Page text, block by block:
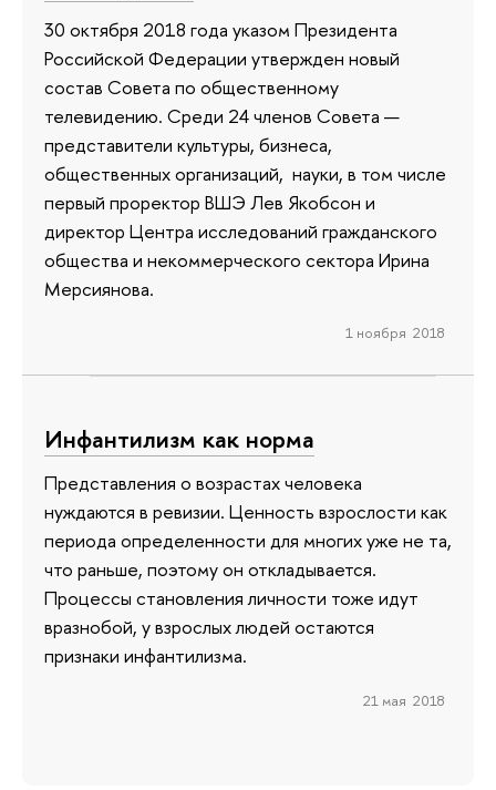
30 октября 2018 года указом Президента
Российской Федерации утвержден новый
состав Совета по общественному
телевидению. Среди 24 членов Совета —
представители культуры, бизнеса,
общественных организаций, науки, в том числе
первый проректор ВШЭ Лев Якобсон и
директор Центра исследований гражданского
общества и некоммерческого сектора Ирина
Мерсиянова.
1 ноября 2018
Инфантилизм как норма
Представления о возрастах человека
нуждаются в ревизии. Ценность взрослости как
периода определенности для многих уже не та,
что раньше, поэтому он откладывается.
Процессы становления личности тоже идут
вразнобой, у взрослых людей остаются
признаки инфантилизма.
21 мая 2018